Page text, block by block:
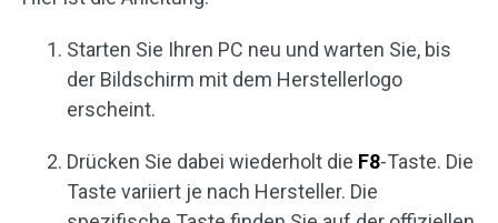
Starten Sie Ihren PC neu und warten Sie, bis
der Bildschirm mit dem Herstellerlogo
erscheint.
Drücken Sie dabei wiederholt die F8-Taste. Die
Taste variiert je nach Hersteller. Die